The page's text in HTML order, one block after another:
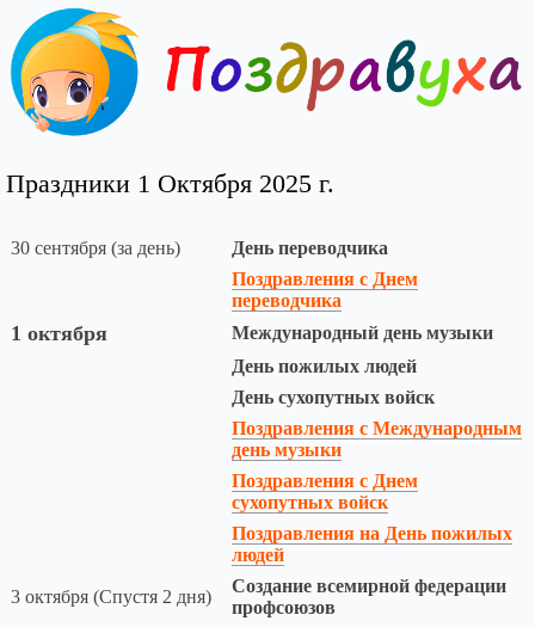
Праздники 1 Октября 2025 г.
30 сентября (за день)
День переводчика
Поздравления с Днем
переводчика
1 октября
Международный день музыки
День пожилых людей
День сухопутных войск
Поздравления с Международным
день музыки
Поздравления с Днем
сухопутных войск
Поздравления на День пожилых
людей
3 октября (Спустя 2 дня)
Создание всемирной федерации
профсоюзов